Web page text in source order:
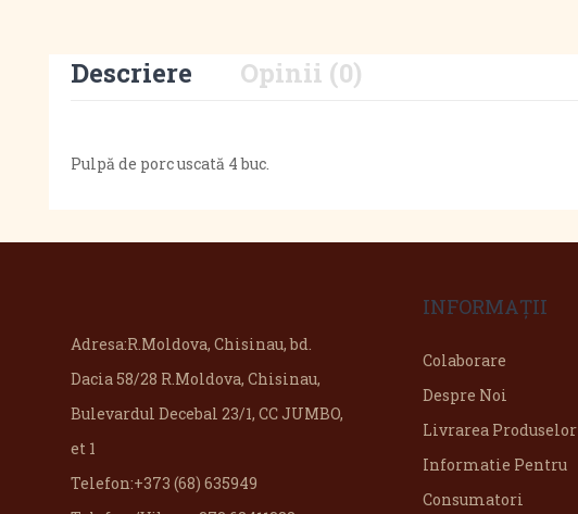
Descriere Opinii (0)
Pulpă de porc uscată 4 buc.
Adresa:R.Moldova, Chisinau, bd.
Dacia 58/28 R.Moldova, Chisinau,
Bulevardul Decebal 23/1, CC JUMBO,
et 1
Telefon:+373 (68) 635949
INFORMAŢII
Colaborare
Despre Noi
Livrarea Produselor
Informatie Pentru
Consumatori